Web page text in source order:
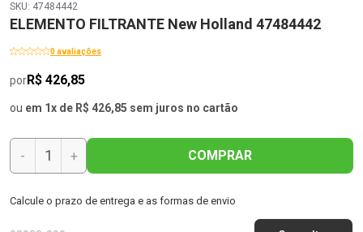
SKU: 47484442
ELEMENTO FILTRANTE New Holland 47484442
0 avaliações
porR$ 426,85
ou em 1x de R$ 426,85 sem juros no cartão
- + COMPRAR
Calcule o prazo de entrega e as formas de envio